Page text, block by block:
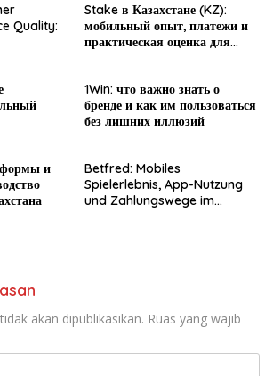
Quality:
Stake в Казахстане (KZ):
мобильный опыт, платежи и
практическая оценка для
1Win: что важно знать о
бренде и как им пользоваться
без лишних иллюзий
и
Betfred: Mobiles
Spielerlebnis, App-Nutzung
und Zahlungswege im
akan dipublikasikan. Ruas yang wajib